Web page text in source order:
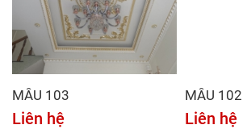
MẪU 103
Liên hệ
MẪU 102
Liên hệ